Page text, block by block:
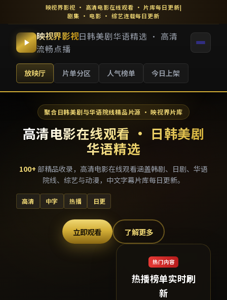
映视界影视 · 高清电影在线观看 · 片库每日更新|
剧集 · 电影 · 综艺连载每日更新
映视界影视日韩美剧华语精选 · 高清
流畅点播
放映厅 片单分区 人气榜单 今日上架
聚合日韩美剧与华语院线精品片源 · 映视界片库
高清电影在线观看 · 日韩美剧
华语精选
100+ 部精品收录， 高清电影在线观看涵盖韩剧、日剧、华语
院线、综艺与动漫，中文字幕片库每日更新。
高清 中字 热播 日更
立即观看 了解更多
热门内容
热播榜单实时刷
新